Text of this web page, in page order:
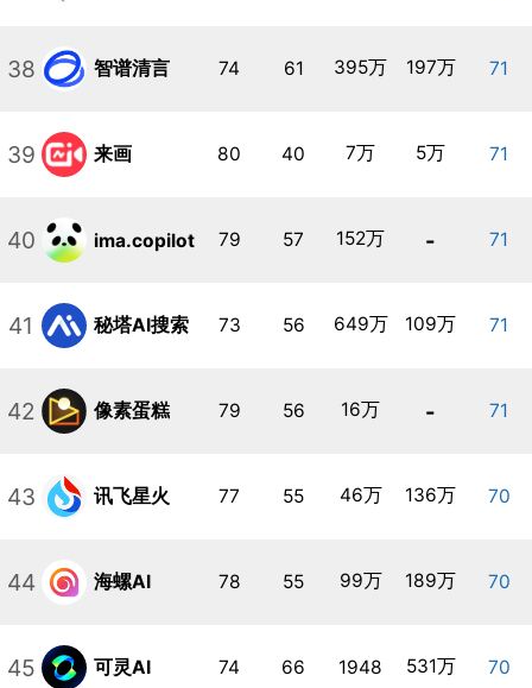
38 智谱清言 74 61 395万 197万 71
39 来画 80 40 7万 5万 71
40 ima.copilot 79 57 152万 - 71
41 秘塔AI搜索 73 56 649万 109万 71
42 像素蛋糕 79 56 16万 - 71
43 讯飞星火 77 55 46万 136万 70
44 海螺AI 78 55 99万 189万 70
45 可灵AI 74 66 1948 531万 70